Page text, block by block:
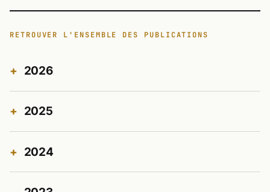
RETROUVER L'ENSEMBLE DES PUBLICATIONS
2026
2025
2024